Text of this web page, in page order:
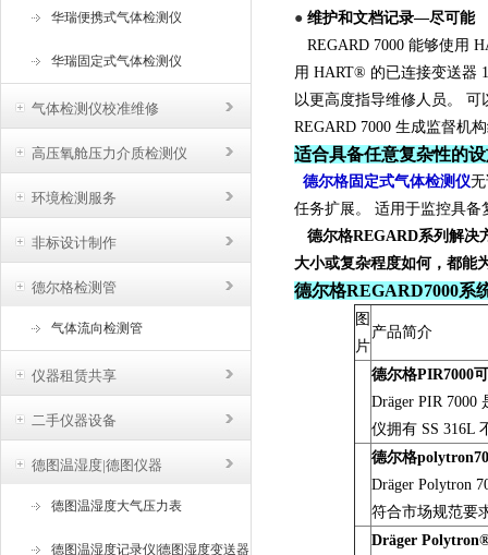
华瑞便携式气体检测仪
华瑞固定式气体检测仪
气体检测仪校准维修
高压氧舱压力介质检测仪
环境检测服务
非标设计制作
德尔格检测管
气体流向检测管
仪器租赁共享
二手仪器设备
德图温湿度|德图仪器
德图温湿度大气压力表
德图温湿度记录仪|德图湿度变送器
● 维护和文档记录—尽可能
REGARD 7000 能够使用
用 HART® 的已连接变送器
以更高度指导维修人员。
REGARD 7000 生成监督机
适合具备任意复杂性的
德尔格固定式气体检测仪
任务扩展。 适用于监控具
德尔格REGARD系列解决
大小或复杂程度如何，都能
德尔格REGARD7000系
图
片
产品简介
德尔格PIR7000
Dräger PIR
仪拥有 SS 316L
德尔格
Dräger Polytron
符合市场规范要
Dräger